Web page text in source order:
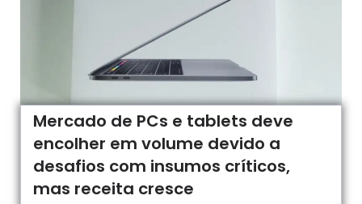
Mercado de PCs e tablets deve
encolher em volume devido a
desafios com insumos críticos,
mas receita cresce